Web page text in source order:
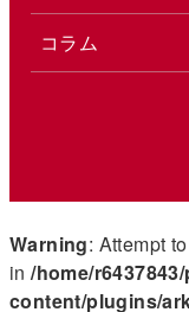
コラム
Warning: Attempt
in/home/
content/plugins/